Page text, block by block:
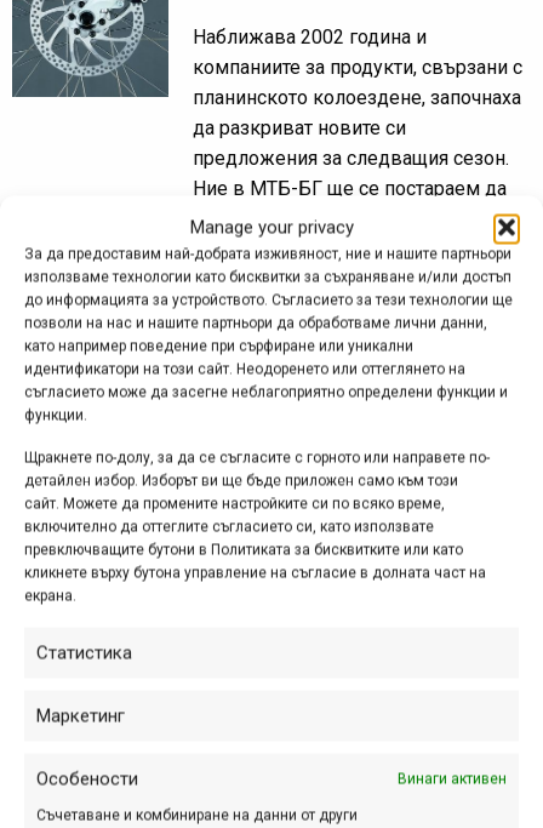
Manage your privacy
За да предоставим най-добрата изживяност, ние и нашите партньори
използваме технологии като бисквитки за съхраняване и/или достъп
до информацията за устройството. Съгласието за тези технологии ще
позволи на нас и нашите партньори да обработваме лични данни,
като например поведение при сърфиране или уникални
идентификатори на този сайт. Неодоренето или оттеглянето на
съгласието може да засегне неблагоприятно определени функции и
функции.
Щракнете по-долу, за да се съгласите с горното или направете по-
детайлен избор. Изборът ви ще бъде приложен само към този
сайт. Можете да промените настройките си по всяко време,
включително да оттеглите съгласието си, като използвате
превключващите бутони в Политиката за бисквитките или като
кликнете върху бутона управление на съгласие в долната част на
екрана.
Статистика
Маркетинг
Особености Винаги активен
Съчетаване и комбиниране на данни от други
Наближава 2002 година и
компаниите за продукти, свързани с
планинското колоездене, започнаха
да разкриват новите си
предложения за следващия сезон.
Ние в МТБ-БГ ще се постараем да
ви държим в...
Снимка на деня